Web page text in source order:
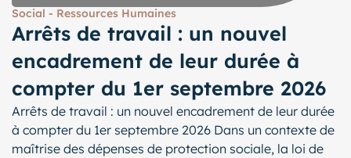
Social - Ressources Humaines
Arrêts de travail : un nouvel
encadrement de leur durée à
compter du 1er septembre 2026
Arrêts de travail : un nouvel encadrement de leur durée
à compter du 1er septembre 2026 Dans un contexte de
maîtrise des dépenses de protection sociale, la loi de